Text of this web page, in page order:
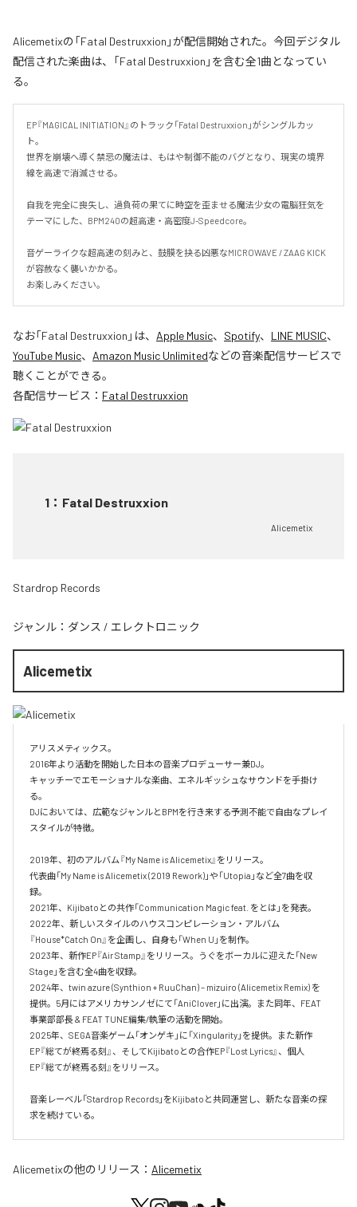
Alicemetixの「Fatal Destruxxion」が配信開始された。今回デジタル
配信された楽曲は、「Fatal Destruxxion」を含む全1曲となってい
る。
EP『MAGICAL INITIATION』のトラック「Fatal Destruxxion」がシングルカッ
ト。
世界を崩壊へ導く禁忌の魔法は、もはや制御不能のバグとなり、現実の境界
線を高速で消滅させる。
自我を完全に喪失し、過負荷の果てに時空を歪ませる魔法少女の電脳狂気を
テーマにした、BPM240の超高速・高密度J-Speedcore。
音ゲーライクな超高速の刻みと、鼓膜を抉る凶悪なMICROWAVE / ZAAG KICK
が容赦なく襲いかかる。
お楽しみください。
なお「Fatal Destruxxion 」は、 Apple Music、 Spotify、 LINE MUSIC、
YouTube Music、 Amazon Music Unlimitedなどの音楽配信サービスで
聴くことができる。
各配信サービス： Fatal Destruxxion
1 ： Fatal Destruxxion
Alicemetix
Stardrop Records
ジャンル： ダンス / エレクトロニック
Alicemetix
アリスメティックス。
2016年より活動を開始した日本の音楽プロデューサー兼DJ。
キャッチーでエモーショナルな楽曲、エネルギッシュなサウンドを手掛け
る。
DJにおいては、広範なジャンルとBPMを行き来する予測不能で自由なプレイ
スタイルが特徴。​
2019年、初のアルバム『My Name is Alicemetix』をリリース。
代表曲「My Name is Alicemetix (2019 Rework)」や「Utopia」など全7曲を収
録。
2021年、Kijibatoとの共作「Communication Magic feat. をとは」を発表。
2022年、新しいスタイルのハウスコンピレーション・アルバム
『House*Catch On』を企画し、自身も「When U」を制作。
2023年、新作EP『Air Stamp』をリリース。うぐをボーカルに迎えた「New
Stage」を含む全4曲を収録。
2024年、twin azure (Synthion + RuuChan) – mizuiro (Alicemetix Remix) を
提供。5月にはアメリカサンノゼにて「AniClover」に出演。また同年、FEAT
事業部部長 & FEAT TUNE編集/執筆の活動を開始。
2025年、SEGA音楽ゲーム「オンゲキ」に「Xingularity」を提供。また新作
EP『総てが終焉る刻』、そしてKijibatoとの合作EP『Lost Lyrics』、個人
EP『総てが終焉る刻』をリリース。
音楽レーベル「Stardrop Records」をKijibatoと共同運営し、新たな音楽の探
求を続けている。
Alicemetixの他のリリース： Alicemetix